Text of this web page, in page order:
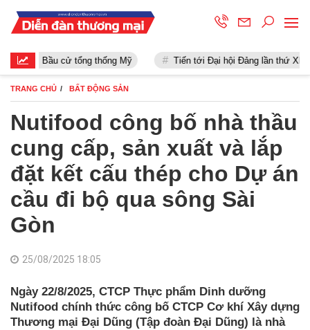
Bầu cử tổng thống Mỹ Tiến tới Đại hội Đảng lần thứ XIII
TRANG CHỦ BẤT ĐỘNG SẢN
Nutifood công bố nhà thầu
cung cấp, sản xuất và lắp
đặt kết cấu thép cho Dự án
cầu đi bộ qua sông Sài
Gòn
25/08/2025 18:05
Ngày 22/8/2025, CTCP Thực phẩm Dinh dưỡng
Nutifood chính thức công bố CTCP Cơ khí Xây dựng
Thương mại Đại Dũng (Tập đoàn Đại Dũng) là nhà